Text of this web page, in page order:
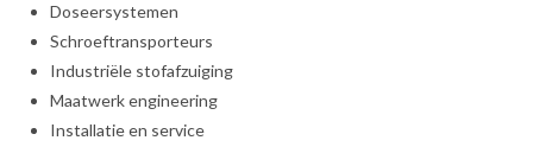
Doseersystemen
Schroeftransporteurs
Industriële stofafzuiging
Maatwerk engineering
Installatie en service